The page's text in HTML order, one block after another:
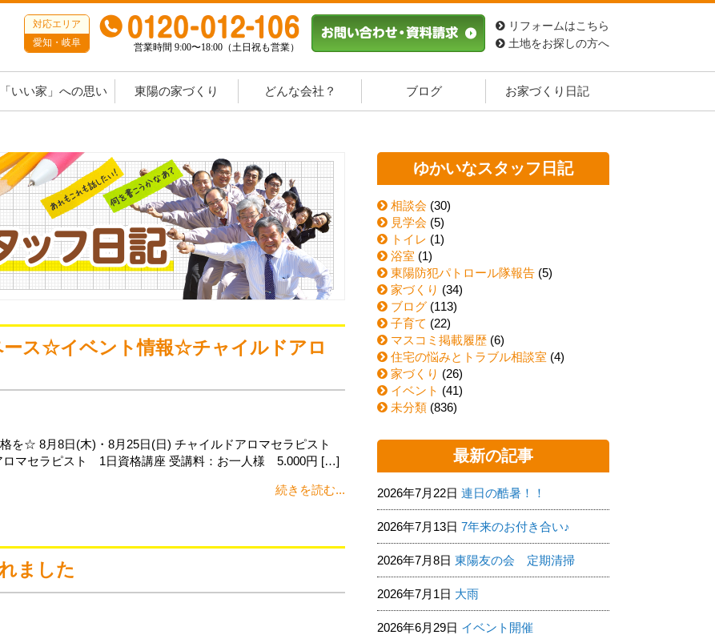
対応エリア
愛知・岐阜
営業時間 9:00〜18:00（土日祝も営業）
リフォームはこちら
土地をお探しの方へ
「いい家」への思い 東陽の家づくり どんな会社？ ブログ お家づくり日記
ース☆イベント情報☆チャイルドアロ
☆ 8月8日(木)・8月25日(日) チャイルドアロマセラピスト
ロマセラピスト 1日資格講座 受講料：お一人様 5.000円 […]
続きを読む...
ました
ゆかいなスタッフ日記
相談会 (30)
見学会 (5)
トイレ (1)
浴室 (1)
東陽防犯パトロール隊報告 (5)
家づくり (34)
ブログ (113)
子育て (22)
マスコミ掲載履歴 (6)
住宅の悩みとトラブル相談室 (4)
家づくり (26)
イベント (41)
未分類 (836)
最新の記事
2026年7月22日 連日の酷暑！！
2026年7月13日 7年来のお付き合い♪
2026年7月8日 東陽友の会 定期清掃
2026年7月1日 大雨
2026年6月29日 イベント開催